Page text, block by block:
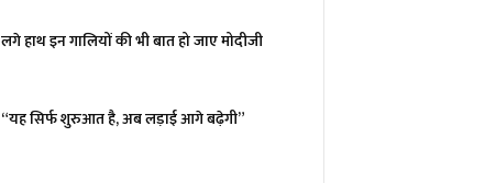
लगे हाथ इन गालियों की भी बात हो जाए मोदीजी
“यह सिर्फ शुरुआत है, अब लड़ाई आगे बढ़ेगी”